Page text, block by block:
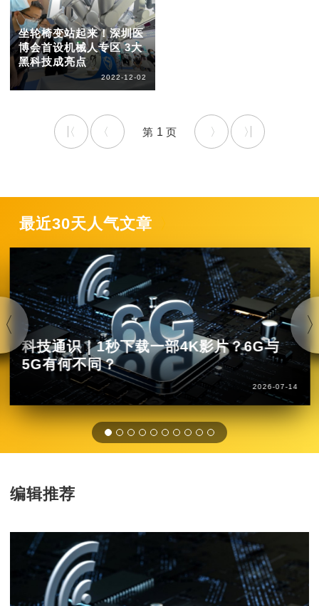
坐轮椅变站起来！深圳医
博会首设机械人专区 3大
黑科技成亮点
2022-12-02
1
最近30天人气文章
科技通识｜1秒下载一部4K影片？6G与
5G有何不同？
2026-07-14
编辑推荐